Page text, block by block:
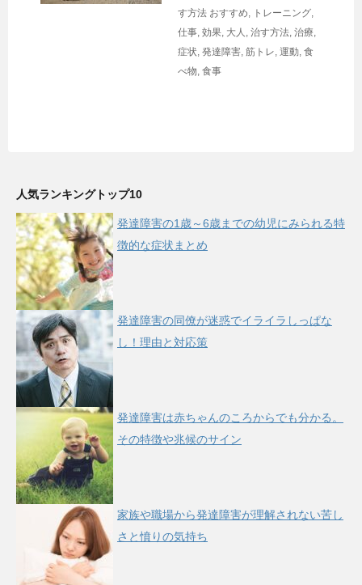
す方法 おすすめ, トレーニング,
仕事, 効果, 大人 , 治す方法, 治療,
症状, 発達障害, 筋トレ, 運動, 食
べ物, 食事
人気ランキングトップ10
発達障害の1歳～6歳までの幼児にみられる特
徴的な症状まとめ
発達障害の同僚が迷惑でイライラしっぱな
し！理由と対応策
発達障害は赤ちゃんのころからでも分かる。
その特徴や兆候のサイン
家族や職場から発達障害が理解されない苦し
さと憤りの気持ち